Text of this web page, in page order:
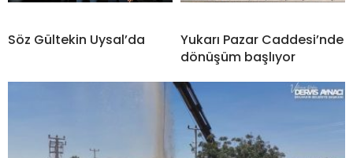
Söz Gültekin Uysal’da
Yukarı Pazar Caddesi’nde
dönüşüm başlıyor